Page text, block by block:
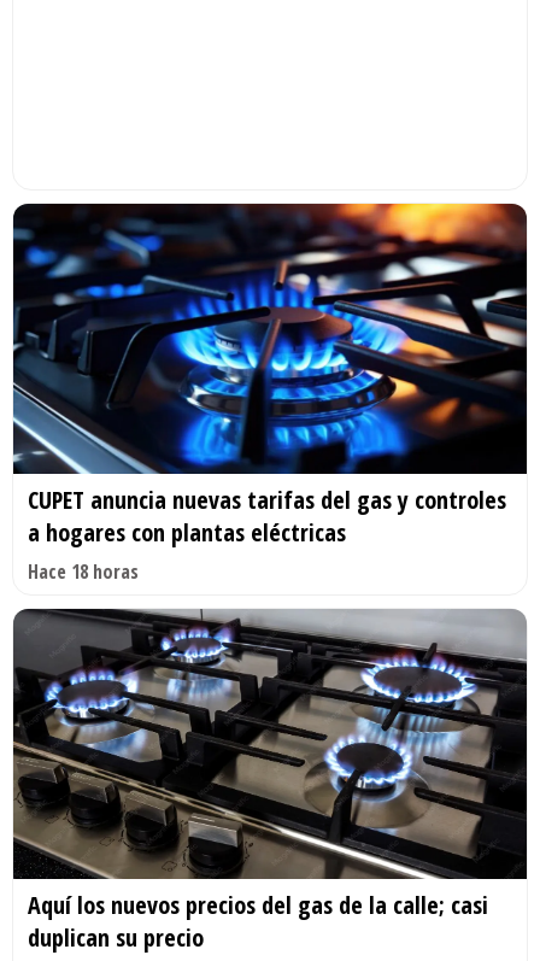
CUPET anuncia nuevas tarifas del gas y controles
a hogares con plantas eléctricas
Hace 18 horas
Aquí los nuevos precios del gas de la calle; casi
duplican su precio